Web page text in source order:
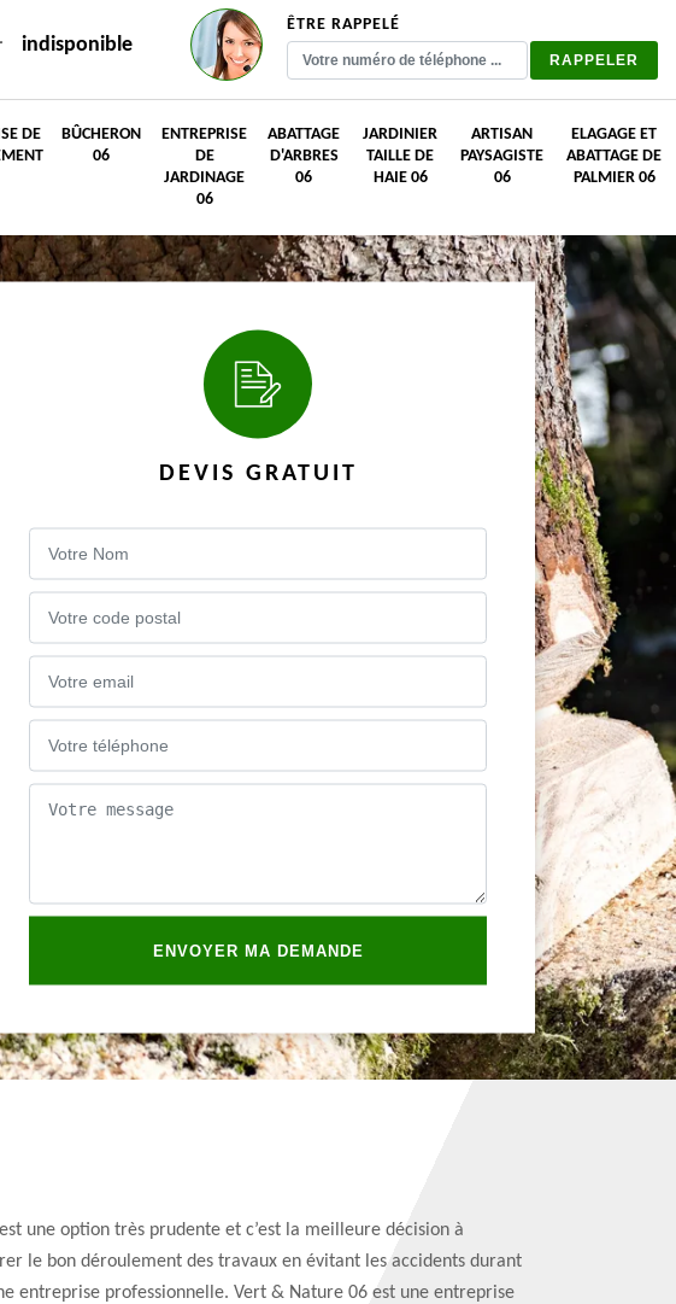
indisponible
ÊTRE RAPPELÉ
DE
BÛCHERON
06
ENTREPRISE
DE
JARDINAGE
06
ABATTAGE
D'ARBRES
06
JARDINIER
TAILLE DE
HAIE 06
ARTISAN
PAYSAGISTE
06
ELAGAGE ET
ABATTAGE DE
PALMIER 06
DEVIS GRATUIT
une option très prudente et c’est la meilleure décision à
le bon déroulement des travaux en évitant les accidents durant
entreprise professionnelle. Vert & Nature 06 est une entreprise